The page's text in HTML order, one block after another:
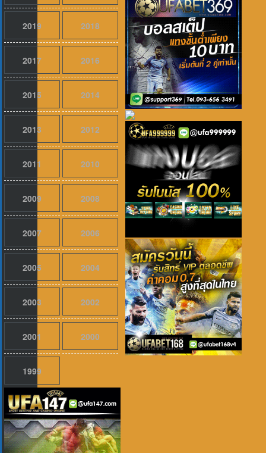
2019 2018
2017 2016
2015 2014
2013 2012
2011 2010
2009 2008
2007 2006
2005 2004
2003 2002
2001 2000
1999
เสียงไทย2026
Evil Dead Burn (2026) ผีอมตะแผดเผา